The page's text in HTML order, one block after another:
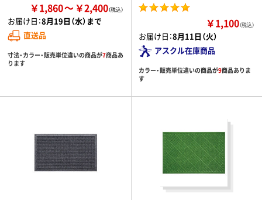
￥1,860 ￥2,400
お届け日：8月19日（水）まで
直送品
寸法・カラー・販売単位違いの商品が7商品あ
ります
￥1,100（税込）
お届け日：8月11日（火）
アスクル在庫商品
カラー・販売単位違いの商品が9商品ありま
す